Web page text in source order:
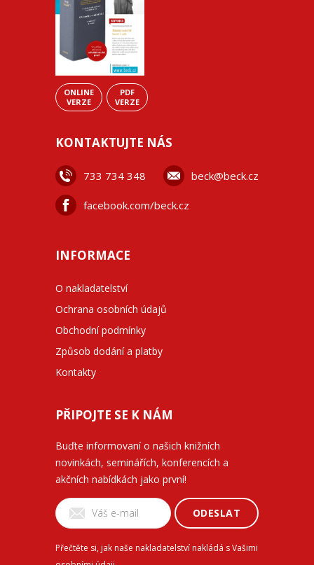
ONLINE
VERZE
PDF
VERZE
KONTAKTUJTE NÁS
733 734 348 beck@beck.cz
facebook.com/beck.cz
INFORMACE
O nakladatelství
Ochrana osobních údajů
Obchodní podmínky
Způsob dodání a platby
Kontakty
PŘIPOJTE SE K NÁM
Buďte informovaní o našich knižních
novinkách, seminářích, konferencích a
akčních nabídkách jako první!
ODESLAT
Přečtěte si, jak naše nakladatelství nakládá s Vašimi